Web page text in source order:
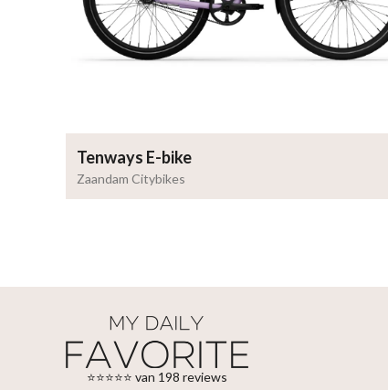
Tenways E-bike
Zaandam Citybikes
⭐⭐⭐⭐⭐ van 198 reviews